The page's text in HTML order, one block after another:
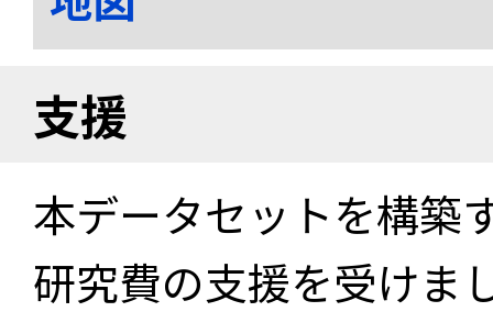
支援
本データセットを構築
研究費の支援を受けま